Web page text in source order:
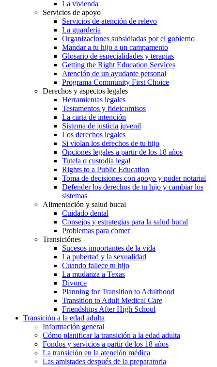
La vivienda
Servicios de apoyo
Servicios de atención de relevo
La guardería
Organizaciones subsidiadas por el gobierno
Mandar a tu hijo a un campamento
Glosario de especialidades y terapias
Getting the Right Education Services
Atención de un ayudante personal
Programa Community First Choice
Derechos y aspectos legales
Herramientas legales
Testamentos y fideicomisos
La carta de intención
Sistema de justicia juvenil
Los derechos legales
Si violan los derechos de tu hijo
Opciones legales a partir de los 18 años
Tutela o custodia legal
Rights to a Public Education
Toma de decisiones con apoyo y poder notarial
Defender los derechos de tu hijo y cambiar los
sistemas
Alimentación y salud bucal
Cuidado dental
Consejos y estrategias para la salud bucal
Problemas para comer
Transiciónes
Sucesos importantes de la vida
La pubertad y la sexualidad
Cuando fallece tu hijo
La mudanza a Texas
Divorce
Planning for Transition to Adulthood
Transition to Adult Medical Care
Friendships After High School
Transición a la edad adulta
Información general
Cómo planificar la transición a la edad adulta
Fondos y servicios a partir de los 18 años
La transición en la atención médica
Las amistades después de la preparatoria